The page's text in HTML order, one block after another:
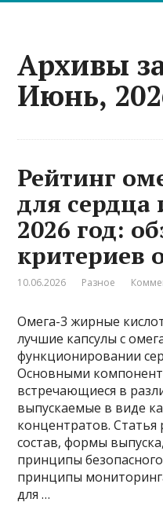
Архивы
Июнь,
Рейтинг
для сердца
2026 год:
критериев
10.06.2026 Разное
Омега-3 жирные
лучшие капсулы с
функционировании
Основными
встречающиеся в
выпускаемые в виде
концентратов.
состав, формы
принципы
принципы
для …